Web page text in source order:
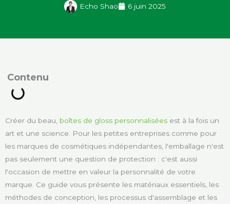
Echo Shao 6 juin 2025
Créer du beau, boîtes de gloss personnalisées est à la fois un
art et une science. Pour les petites entreprises comme pour
les marques de cosmétiques indépendantes, l'emballage n'est
pas seulement une question de protection : c'est aussi
l'occasion de mettre en valeur la personnalité de votre
marque. Ce guide vous présente les matériaux essentiels, les
méthodes de conception, les processus d'assemblage et les